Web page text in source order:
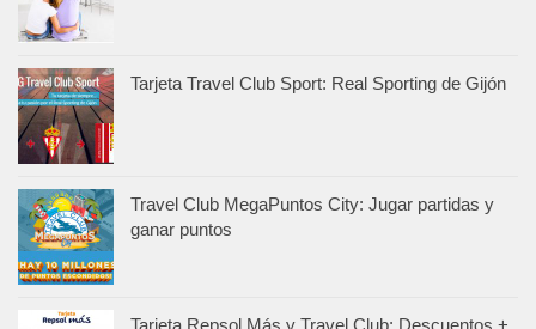
Tarjeta Travel Club Sport: Real Sporting de Gijón
Travel Club MegaPuntos City: Jugar partidas y
ganar puntos